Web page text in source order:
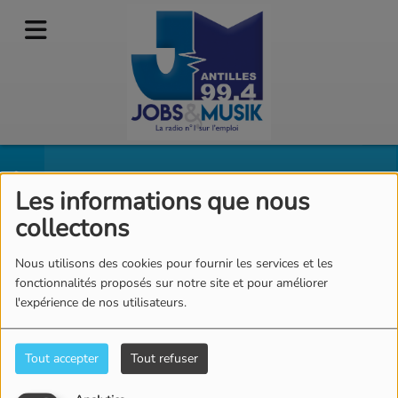
Les informations que nous
collectons
Nous utilisons des cookies pour fournir les services et les
fonctionnalités proposés sur notre site et pour améliorer
l'expérience de nos utilisateurs.
Tout accepter Tout refuser
CHRIS
.